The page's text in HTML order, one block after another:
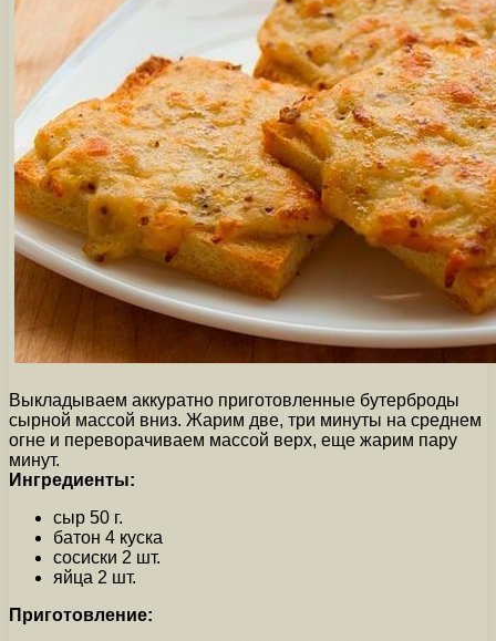
Выкладываем аккуратно приготовленные бутерброды
сырной массой вниз. Жарим две, три минуты на среднем
огне и переворачиваем массой верх, еще жарим пару
минут.
Ингредиенты:
сыр 50 г.
батон 4 куска
сосиски 2 шт.
яйца 2 шт.
Приготовление: